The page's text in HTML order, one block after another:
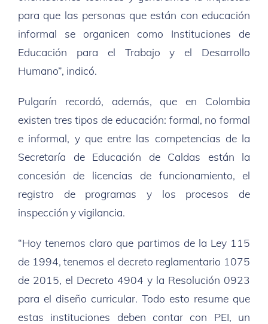
para que las personas que están con educación
informal se organicen como Instituciones de
Educación para el Trabajo y el Desarrollo
Humano”, indicó.
Pulgarín recordó, además, que en Colombia
existen tres tipos de educación: formal, no formal
e informal, y que entre las competencias de la
Secretaría de Educación de Caldas están la
concesión de licencias de funcionamiento, el
registro de programas y los procesos de
inspección y vigilancia.
“Hoy tenemos claro que partimos de la Ley 115
de 1994, tenemos el decreto reglamentario 1075
de 2015, el Decreto 4904 y la Resolución 0923
para el diseño curricular. Todo esto resume que
estas instituciones deben contar con PEI, un